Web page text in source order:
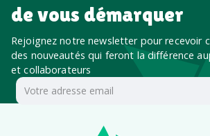
de vous démarquer
Rejoignez notre newsletter pour recevoir
des nouveautés qui feront la différence
et collaborateurs